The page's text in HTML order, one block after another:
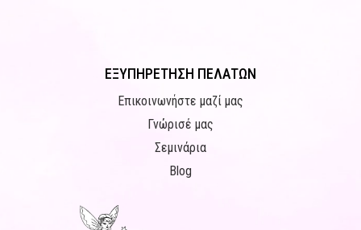
ΕΞΥΠΗΡΕΤΗΣΗ ΠΕΛΑΤΩΝ
Επικοινωνήστε μαζί μας
Γνώρισέ μας
Σεμινάρια
Blog